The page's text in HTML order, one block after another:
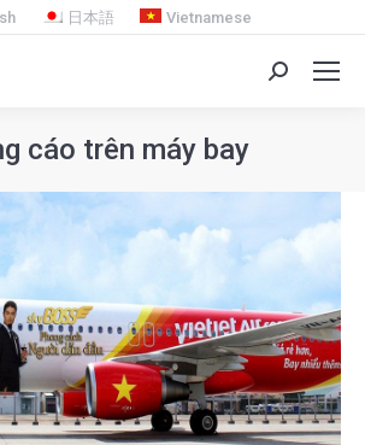
日本語 Vietnamese
Search:
cáo trên máy bay
You are here: